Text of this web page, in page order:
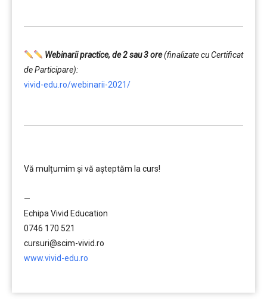
Webinarii practice, de 2 sau 3 ore(finalizate cu Certificat
de Participare):
vivid-edu.ro/webinarii-2021/
Vă mulțumim și vă aşteptăm la curs!
—
Echipa Vivid Education
0746 170 521
cursuri@scim-vivid.ro
www.vivid-edu.ro